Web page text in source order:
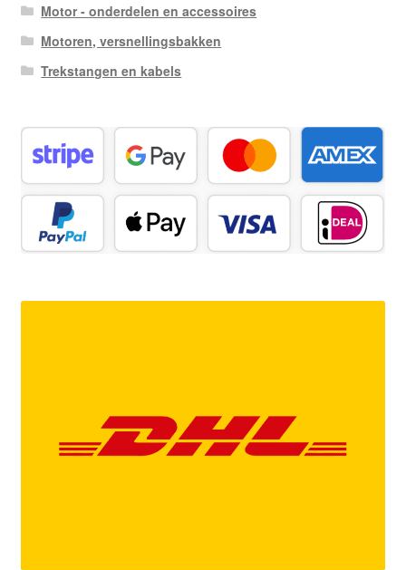
Motor - onderdelen en accessoires
Motoren, versnellingsbakken
Trekstangen en kabels